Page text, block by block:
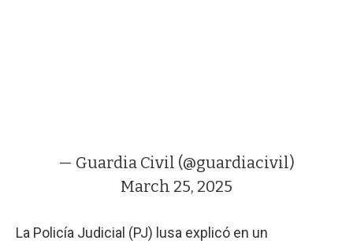
— Guardia Civil (@guardiacivil)
March 25, 2025
La Policía Judicial (PJ) lusa explicó en un